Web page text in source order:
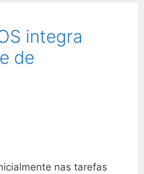
integra
de
nas tarefas